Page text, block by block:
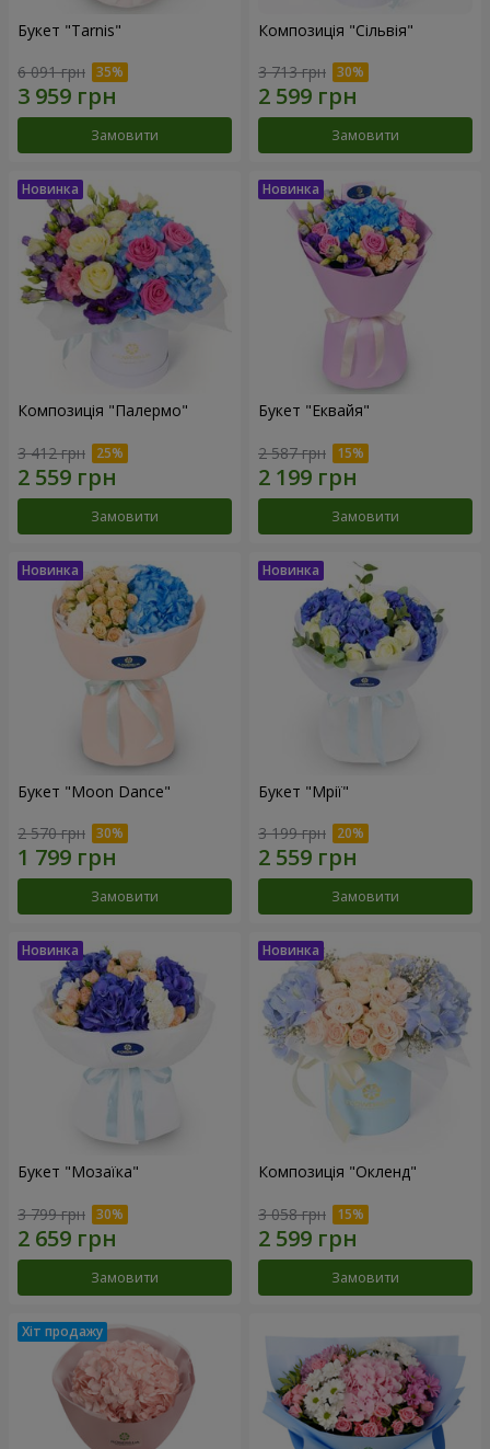
Букет "Tarnis"
6 091 грн
Замовити
Композиція "Сільвія"
3 713 грн
Замовити
Композиція "Палермо"
3 412 грн
Замовити
Букет "Еквайя"
2 587 грн
Замовити
Букет "Moon Dance"
2 570 грн
Замовити
Букет "Мрії"
3 199 грн
Замовити
Букет "Мозаїка"
3 799 грн
Замовити
Композиція "Окленд"
3 058 грн
Замовити